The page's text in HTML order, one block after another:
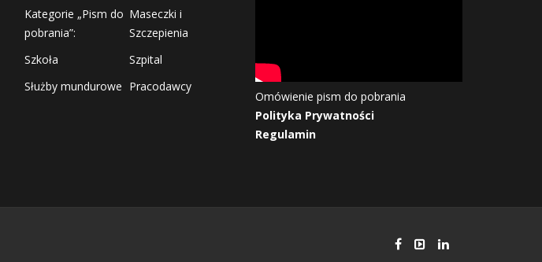
Kategorie „Pism do
pobrania”:
Maseczki i
Szczepienia
Szkoła
Szpital
Służby mundurowe Pracodawcy
Omówienie pism do pobrania
Polityka Prywatności
Regulamin